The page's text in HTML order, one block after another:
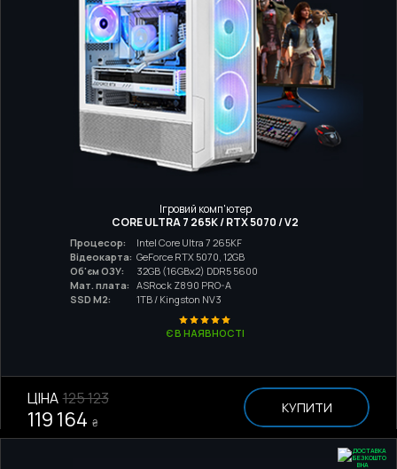
Ігровий комп'ютер
CORE ULTRA 7 265K / RTX 5070 / V2
Процесор:
Intel Core Ultra 7 265KF
Відеокарта: GeForce RTX 5070, 12GB
Об'єм ОЗУ:
32GB (16GBx2) DDR5 5600
Мат. плата:
ASRock Z890 PRO-A
SSD M2:
1TB / Kingston NV3
Є В НАЯВНОСТІ
ЦІНА 125 123
119 164 ₴
КУПИТИ